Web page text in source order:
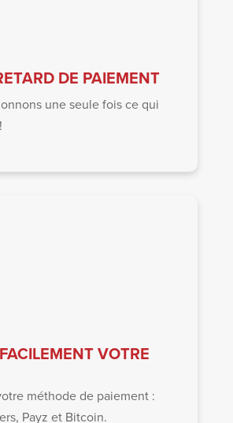
DE PAIEMENT
une seule fois ce qui
VOTRE
méthode de paiement :
Payz et Bitcoin.